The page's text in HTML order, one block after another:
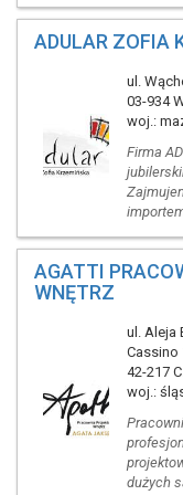
ADULAR ZOFIA
ul.
03-934
woj.:
Firma
AGATTI
WNĘTRZ
ul. Aleja
Cassino
42-217
woj.:
dużych